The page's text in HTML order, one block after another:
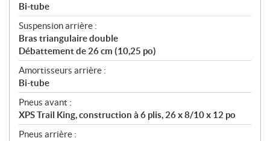
Bi-tube
Suspension arrière :
Bras triangulaire double
Débattement de 26 cm (10,25 po)
Amortisseurs arrière :
Bi-tube
Pneus avant :
XPS Trail King, construction à 6 plis, 26 x 8/10 x 12 po
Pneus arrière :